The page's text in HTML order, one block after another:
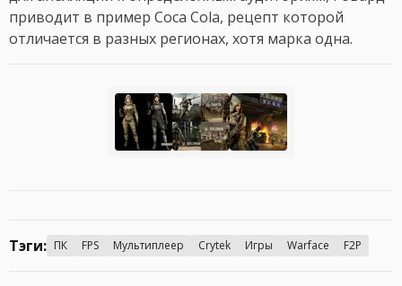
приводит в пример Coca Cola, рецепт которой
отличается в разных регионах, хотя марка одна.
Тэги: ПК FPS Мультиплеер Crytek Игры Warface F2P